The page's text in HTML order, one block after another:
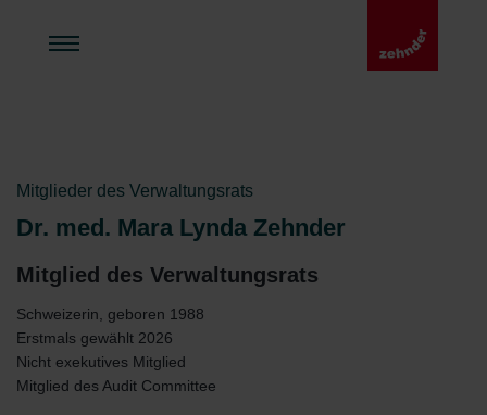
Mitglieder des Verwaltungsrats
Dr. med. Mara Lynda Zehnder
Mitglied des Verwaltungsrats
Schweizerin, geboren 1988
Erstmals gewählt 2026
Nicht exekutives Mitglied
Mitglied des Audit Committee